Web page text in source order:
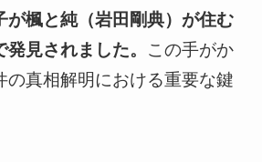
が楓と純（岩田剛典）が住む
見されました。 この手がか
の真相解明における重要な鍵